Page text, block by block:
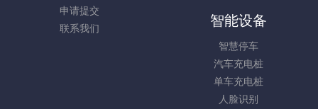
申请提交
联系我们
智能设备
智慧停车
汽车充电桩
单车充电桩
人脸识别